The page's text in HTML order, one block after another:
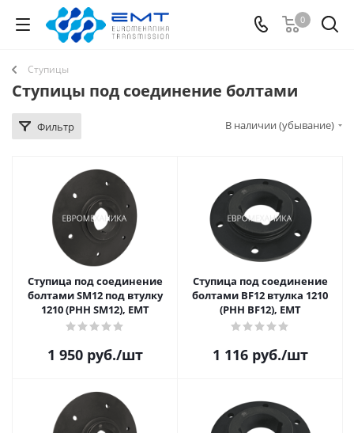
0
Ступицы
Ступицы под соединение болтами
Фильтр В наличии (убывание)
Ступица под соединение
болтами SM12 под втулку
1210 (PHH SM12), EMT
1 950руб./шт
Ступица под соединение
болтами BF12 втулка 1210
(PHH BF12), EMT
1 116руб./шт